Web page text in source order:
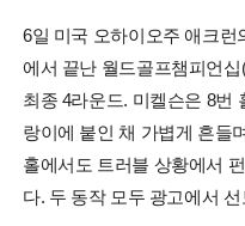
6일 미국 오하이오주 애크런
에서 끝난 월드골프챔피언
최종 4라운드. 미켈슨은 8번
랑이에 붙인 채 가볍게 흔들
홀에서도 트러블 상황에서
다. 두 동작 모두 광고에서